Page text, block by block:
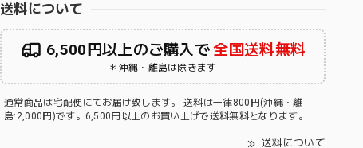
送料について
6,500円以上のご購入で全国送料無料
＊沖縄・離島は除きます
通常商品は宅配便にてお届け致します。 送料は一律800円(沖縄・離
島:2,000円)です。6,500円以上のお買い上げで送料無料となります。
送料について